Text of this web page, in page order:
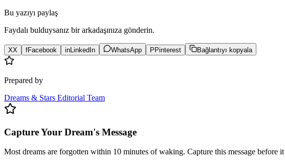
Bu yazıyı paylaş
Faydalı bulduysanız bir arkadaşınıza gönderin.
XX fFacebook in LinkedIn WhatsApp P Pinterest Bağlantıyı kopyala
Prepared by
Dreams & Stars Editorial Team
Capture Your Dream's Message
Most dreams are forgotten within 10 minutes of waking. Capture this message before